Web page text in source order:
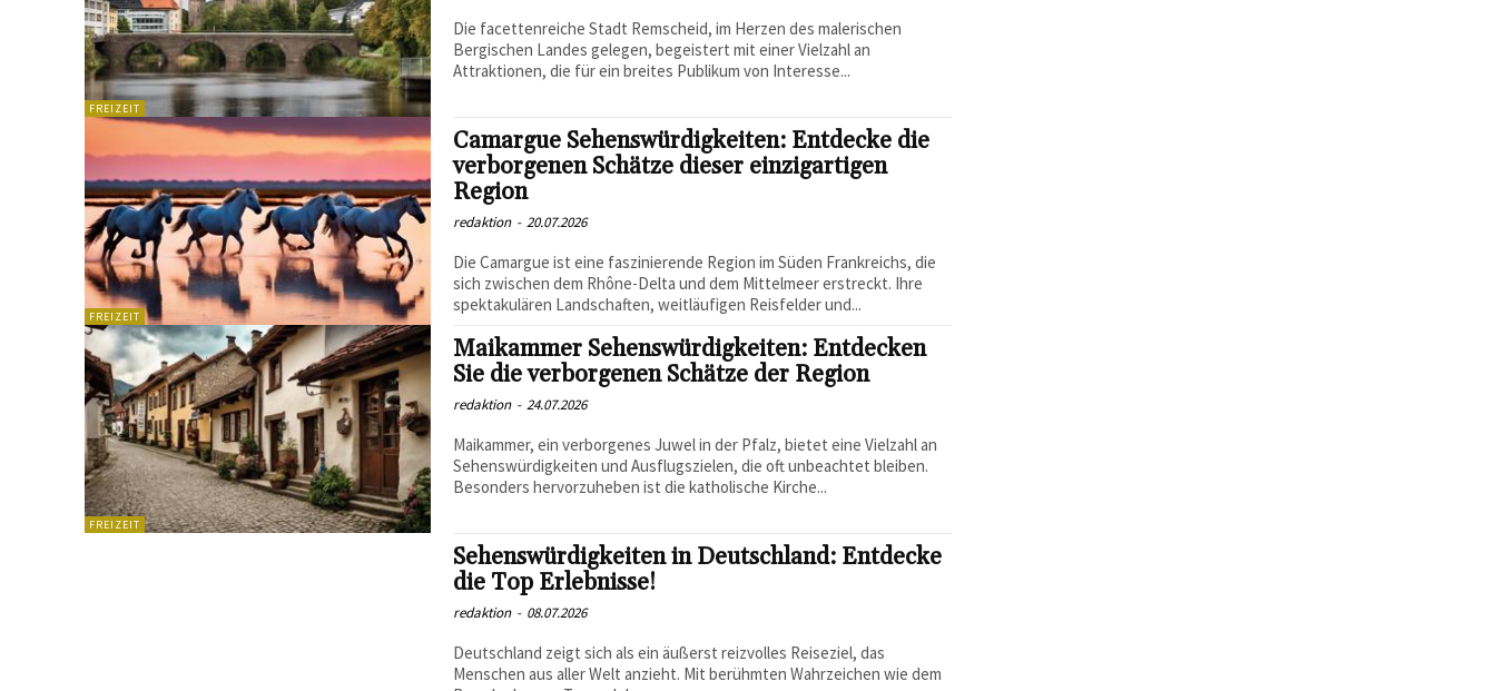
FREIZEIT
Die facettenreiche Stadt Remscheid, im Herzen des malerischen
Bergischen Landes gelegen, begeistert mit einer Vielzahl an
Attraktionen, die für ein breites Publikum von Interesse...
FREIZEIT
Camargue Sehenswürdigkeiten: Entdecke die
verborgenen Schätze dieser einzigartigen
Region
redaktion - 20.07.2026
Die Camargue ist eine faszinierende Region im Süden Frankreichs, die
sich zwischen dem Rhône-Delta und dem Mittelmeer erstreckt. Ihre
spektakulären Landschaften, weitläufigen Reisfelder und...
FREIZEIT
Maikammer Sehenswürdigkeiten: Entdecken
Sie die verborgenen Schätze der Region
redaktion - 24.07.2026
Maikammer, ein verborgenes Juwel in der Pfalz, bietet eine Vielzahl an
Sehenswürdigkeiten und Ausflugszielen, die oft unbeachtet bleiben.
Besonders hervorzuheben ist die katholische Kirche...
Sehenswürdigkeiten in Deutschland: Entdecke
die Top Erlebnisse!
redaktion - 08.07.2026
Deutschland zeigt sich als ein äußerst reizvolles Reiseziel, das
Menschen aus aller Welt anzieht. Mit berühmten Wahrzeichen wie dem